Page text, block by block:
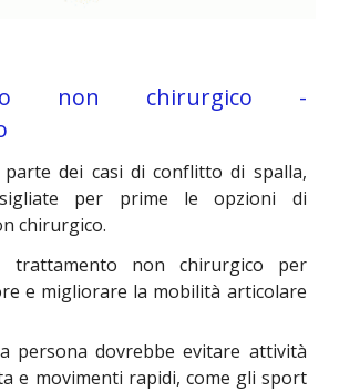
non chirurgico -
dei casi di conflitto di spalla,
per prime le opzioni di
chirurgico.
trattamento non chirurgico per
e migliorare la mobilità articolare
persona dovrebbe evitare attività
e movimenti rapidi, come gli sport